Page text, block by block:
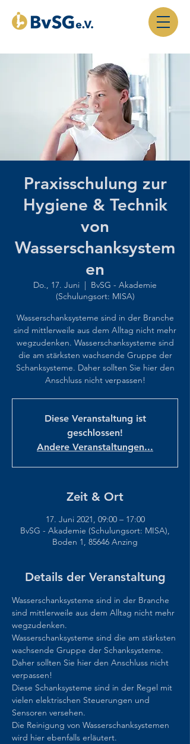
Praxisschulung zur
Hygiene & Technik
von
Wasserschanksystem
en
Do., 17. Juni
  |
BvSG - Akademie
(Schulungsort: MISA)
Wasserschanksysteme sind in der Branche
sind mittlerweile aus dem Alltag nicht mehr
wegzudenken. Wasserschanksysteme sind
die am stärksten wachsende Gruppe der
Schanksysteme. Daher sollten Sie hier den
Anschluss nicht verpassen!
Diese Veranstaltung ist
geschlossen!
Andere Veranstaltungen...
Zeit & Ort
17. Juni 2021, 09:00 – 17:00
BvSG - Akademie (Schulungsort: MISA),
Boden 1, 85646 Anzing
Details der Veranstaltung
Wasserschanksysteme sind in der Branche
sind mittlerweile aus dem Alltag nicht mehr
wegzudenken.
Wasserschanksysteme sind die am stärksten
wachsende Gruppe der Schanksysteme.
Daher sollten Sie hier den Anschluss nicht
verpassen!
Diese Schanksysteme sind in der Regel mit
vielen elektrischen Steuerungen und
Sensoren versehen.
Die Reinigung von Wasserschanksystemen
wird hier ebenfalls erläutert.